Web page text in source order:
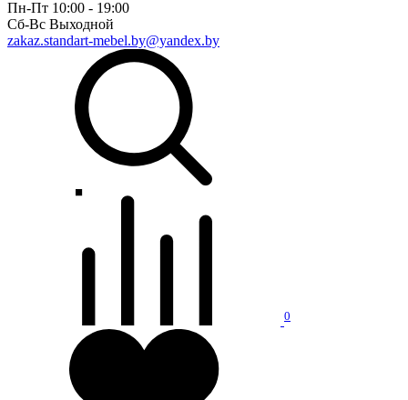
Пн-Пт 10:00 - 19:00
Сб-Вс Выходной
zakaz.standart-mebel.by@yandex.by
0